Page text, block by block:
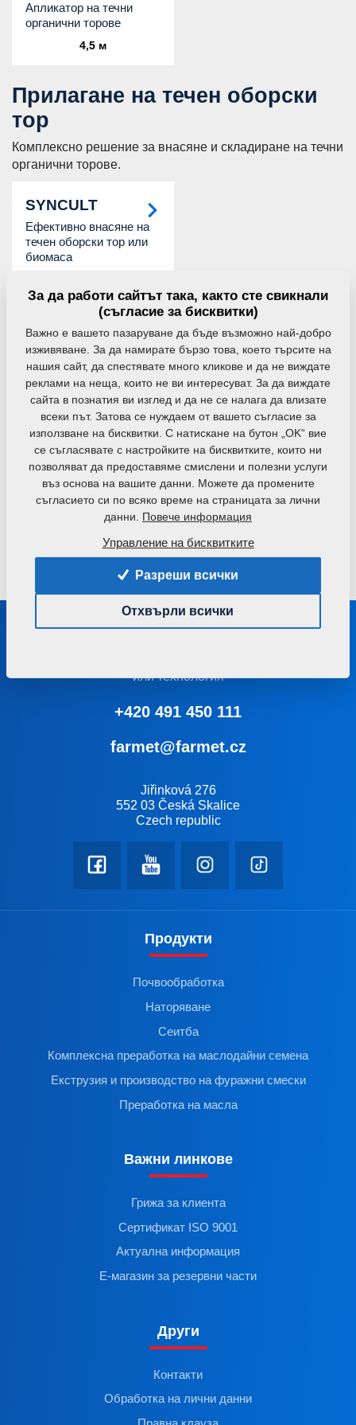
Апликатор на течни
органични торове
4,5 м
Прилагане на течен оборски
тор
Комплексно решение за внасяне и складиране на течни
органични торове.
SYNCULT
Ефективно внасяне на
течен оборски тор или
биомаса
Дозаторни резервоари
Бункери за тор за агрегиране с машини за
почвообработка с внасяне на тор.
FALCON FH
Преден дозиращ бункер
за тор или семена
FALCON HW
Универсален бункер тип
вагон с висок капацитет
MICRO DRILL
Сеитба на междинни
култури с едно
Поддържайте връзка с нас
или технология
+420 491 450 111
farmet@farmet.cz
Jiřinková 276
552 03 Česká Skalice
Czech republic
Продукти
Почвообработка
Наторяване
Сеитба
Комплексна преработка на маслодайни семена
Екструзия и производство на фуражни смески
Преработка на масла
Важни линкове
Грижа за клиента
Сертификат ISO 9001
Актуална информация
Е-магазин за резервни части
Други
Контакти
Обработка на лични данни
За да работи сайтът така, както сте свикнали
(съгласие за бисквитки)
Важно е вашето пазаруване да бъде възможно най-добро
изживяване. За да намирате бързо това, което търсите на
нашия сайт, да спестявате много кликове и да не виждате
реклами на неща, които не ви интересуват. За да виждате
сайта в познатия ви изглед и да не се налага да влизате
всеки път. Затова се нуждаем от вашето съгласие за
използване на бисквитки. С натискане на бутон „OK“ вие
се съгласявате с настройките на бисквитките, които ни
позволяват да предоставяме смислени и полезни услуги
въз основа на вашите данни. Можете да промените
съгласието си по всяко време на страницата за лични
данни. Повече информация
Управление на бисквитките
Разреши всички
Отхвърли всички